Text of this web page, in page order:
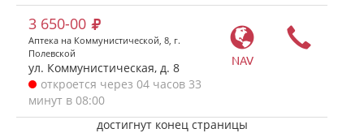
NAV
3 650-00
Аптека на Коммунистической, 8, г.
Полевской
ул. Коммунистическая, д. 8
откроется через 04 часов 33
минут в 08:00
достигнут конец страницы